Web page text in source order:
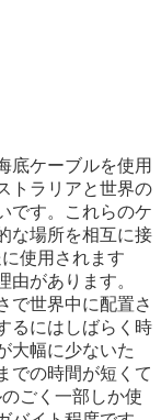
底ケーブルを使用
トラリアと世界の
です。これらのケ
な場所を相互に接
使用されます
があります。
で世界中に配置さ
るにはしばらく時
大幅に少ないた
での時間が短くて
ごく一部しか使